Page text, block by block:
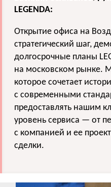
LEGENDA:
Открытие офиса на
стратегический шаг,
долгосрочные планы
на московском рынке.
которое сочетает
с современными
предоставлять нашим
уровень сервиса — от
с компанией и ее
сделки.